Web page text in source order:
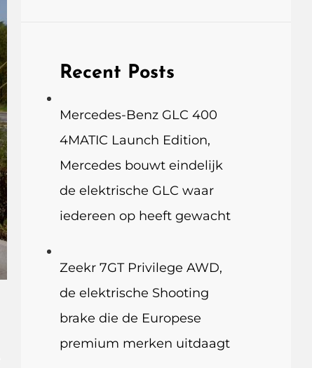
Recent Posts
Mercedes-Benz GLC 400
4MATIC Launch Edition,
Mercedes bouwt eindelijk
de elektrische GLC waar
iedereen op heeft gewacht
Zeekr 7GT Privilege AWD,
de elektrische Shooting
brake die de Europese
premium merken uitdaagt